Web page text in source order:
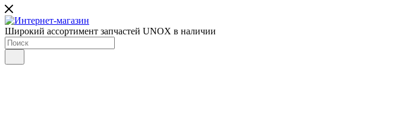
Широкий ассортимент запчастей UNOX в наличии